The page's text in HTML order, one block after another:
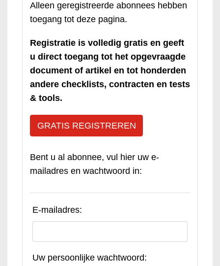
Alleen geregistreerde abonnees hebben
toegang tot deze pagina.
Registratie is volledig gratis en geeft
u direct toegang tot het opgevraagde
document of artikel en tot honderden
andere checklists, contracten en tests
& tools.
GRATIS REGISTREREN
Bent u al abonnee, vul hier uw e-
mailadres en wachtwoord in:
E-mailadres:
Uw persoonlijke wachtwoord: